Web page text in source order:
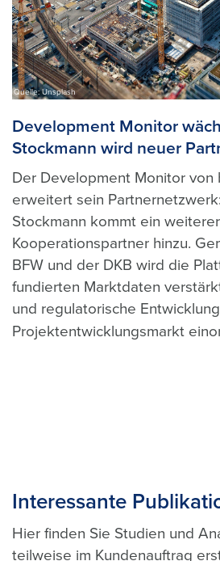
Quelle: Unsplash
Development Monitor
Stockmann wird neuer
Der Development Monitor von
erweitert sein
Stockmann kommt ein
Kooperationspartner hinzu.
BFW und der DKB wird die
fundierten Marktdaten
und regulatorische
Projektentwicklungsmarkt
Interessante
Hier finden Sie Studien und
teilweise im Kundenauftrag